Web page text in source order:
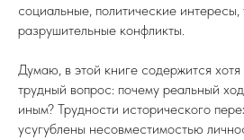
социальные, политические интересы,
разрушительные конфликты.
Думаю, в этой книге содержится хотя
трудный вопрос: почему реальный
иным? Трудности исторического
усугублены несовместимостью